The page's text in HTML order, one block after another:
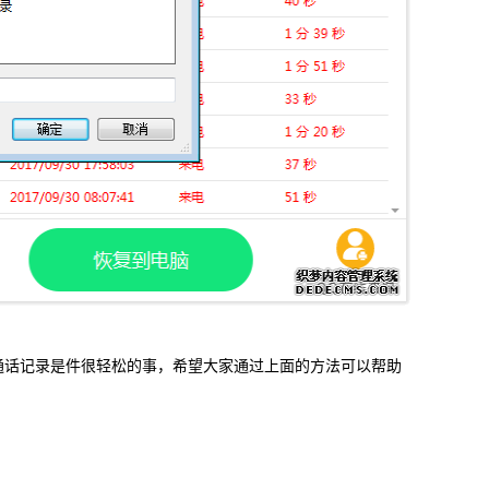
记录是件很轻松的事，希望大家通过上面的方法可以帮助